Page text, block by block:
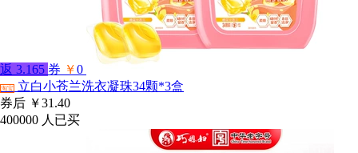
返 3.165 券 ￥0
淘宝
立白小苍兰洗衣凝珠34颗*3盒
券后 ￥31.40
400000 人已买